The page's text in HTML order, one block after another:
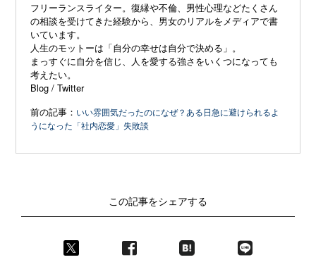
フリーランスライター。復縁や不倫、 男性心理などたくさん
の相談を受けてきた経験から、 男女のリアルをメディアで書
いています。
人生のモットーは「自分の幸せは自分で決める」。
まっすぐに自分を信じ、 人を愛する強さをいくつになっても
考えたい。
Blog /Twitter
前の記事： いい雰囲気だったのになぜ？ある日急に避けられるよ
うになった「社内恋愛」失敗談
この記事をシェアする